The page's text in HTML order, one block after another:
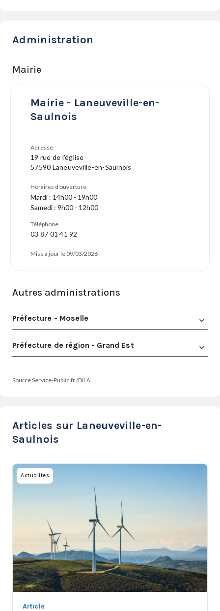
Administration
Mairie
Mairie - Laneuveville-en-
Saulnois
Adresse
19 rue de l'église
57590 Laneuveville-en-Saulnois
Horaires d'ouverture
Mardi : 14h00 - 19h00
Samedi : 9h00 - 12h00
Téléphone
03 87 01 41 92
Mise à jour le 09/03/2026
Autres administrations
Préfecture - Moselle
Préfecture de région - Grand Est
SourceService-Public.fr /DILA
Articles sur Laneuveville-en-
Saulnois
Actualites
Article